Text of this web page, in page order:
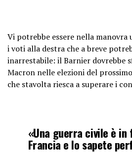
Vi potrebbe essere nella
i voti alla destra che a breve
inarrestabile: il Barnier dovrebbe
Macron nelle elezioni del
che stavolta riesca a superare i
«Una guerra civile è
Francia e lo sapete